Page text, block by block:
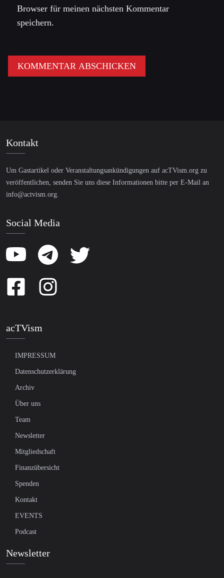
Browser für meinen nächsten Kommentar
speichern.
Kontakt
Um Gastartikel oder Veranstaltungsankündigungen auf acTVism.org zu
veröffentlichen, senden Sie uns diese Informationen bitte per E-Mail an
info@actvism.org.
Social Media
acTVism
IMPRESSUM
Datenschutzerklärung
Archiv
Über uns
Team
Newsletter
Mitgliedschaft
Finanzübersicht
Spenden
Kontakt
EVENTS
Podcast
Newsletter